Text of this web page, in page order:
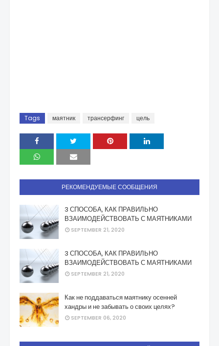
Tags маятник трансерфинг цель
РЕКОМЕНДУЕМЫЕ СООБЩЕНИЯ
3 СПОСОБА, КАК ПРАВИЛЬНО
ВЗАИМОДЕЙСТВОВАТЬ С МАЯТНИКАМИ
SEPTEMBER 21, 2020
3 СПОСОБА, КАК ПРАВИЛЬНО
ВЗАИМОДЕЙСТВОВАТЬ С МАЯТНИКАМИ
SEPTEMBER 21, 2020
Как не поддаваться маятнику осенней
хандры и не забывать о своих целях?
SEPTEMBER 06, 2020